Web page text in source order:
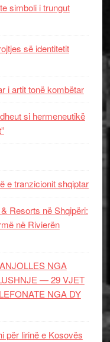
simboli i trungut
së identitetit
i artit tonë kombëtar
si hermeneutikë
e tranzicionit shqiptar
Resorts në Shqipëri:
në Rivierën
NGA
— 29 VJET
NGA DY
për lirinë e Kosovës